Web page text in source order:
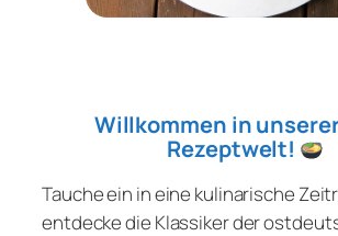
Willkommen in
Rezeptwelt!
Tauche ein in eine kulinarische
entdecke die Klassiker der